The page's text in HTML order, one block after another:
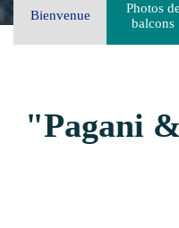
Bienvenue
Photos de
balcons
"Pagani